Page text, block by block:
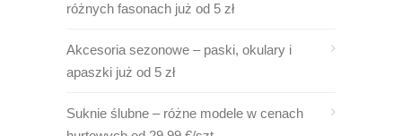
różnych fasonach już od 5 zł
Akcesoria sezonowe – paski, okulary i
apaszki już od 5 zł
Suknie ślubne – różne modele w cenach